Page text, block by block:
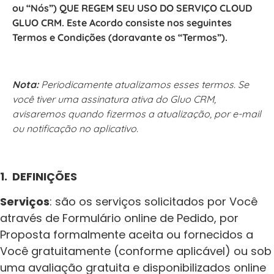
ou “Nós”) QUE REGEM SEU USO DO SERVIÇO CLOUD
GLUO CRM. Este Acordo consiste nos seguintes
Termos e Condições (doravante os “Termos”).
Nota:Periodicamente atualizamos esses termos. Se
você tiver uma assinatura ativa do Gluo CRM,
avisaremos quando fizermos a atualização, por e-mail
ou notificação no aplicativo.
1. DEFINIÇÕES
Serviços: são os serviços solicitados por Você
através de Formulário online de Pedido, por
Proposta formalmente aceita ou fornecidos a
Você gratuitamente (conforme aplicável) ou sob
uma avaliação gratuita e disponibilizados online